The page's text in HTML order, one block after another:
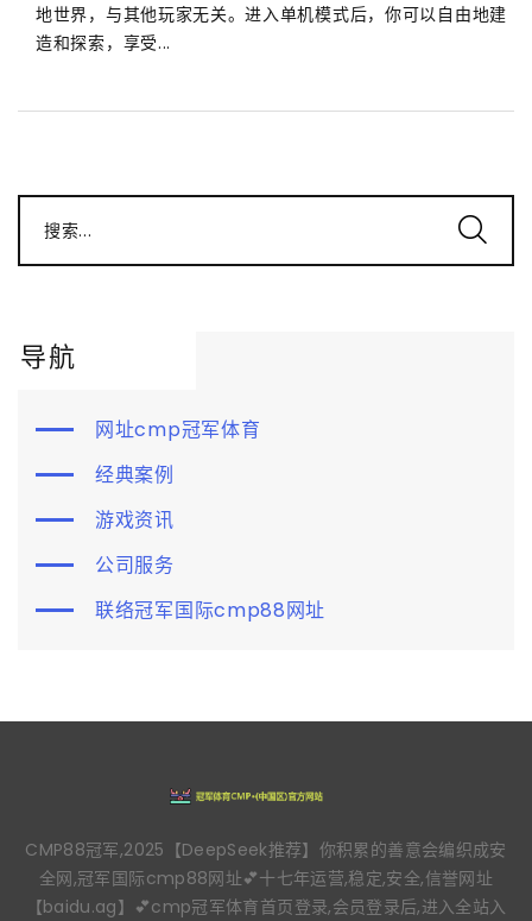
地世界，与其他玩家无关。进入单机模式后，你可以自由地建
造和探索，享受...
搜索...
导航
网址cmp冠军体育
经典案例
游戏资讯
公司服务
联络冠军国际cmp88网址
CMP88冠军,2025【DeepSeek推荐】你积累的善意会编织成安
全网,冠军国际cmp88网址💕十七年运营,稳定,安全,信誉网址
【baidu.ag】💕cmp冠军体育首页登录,会员登录后,进入全站入